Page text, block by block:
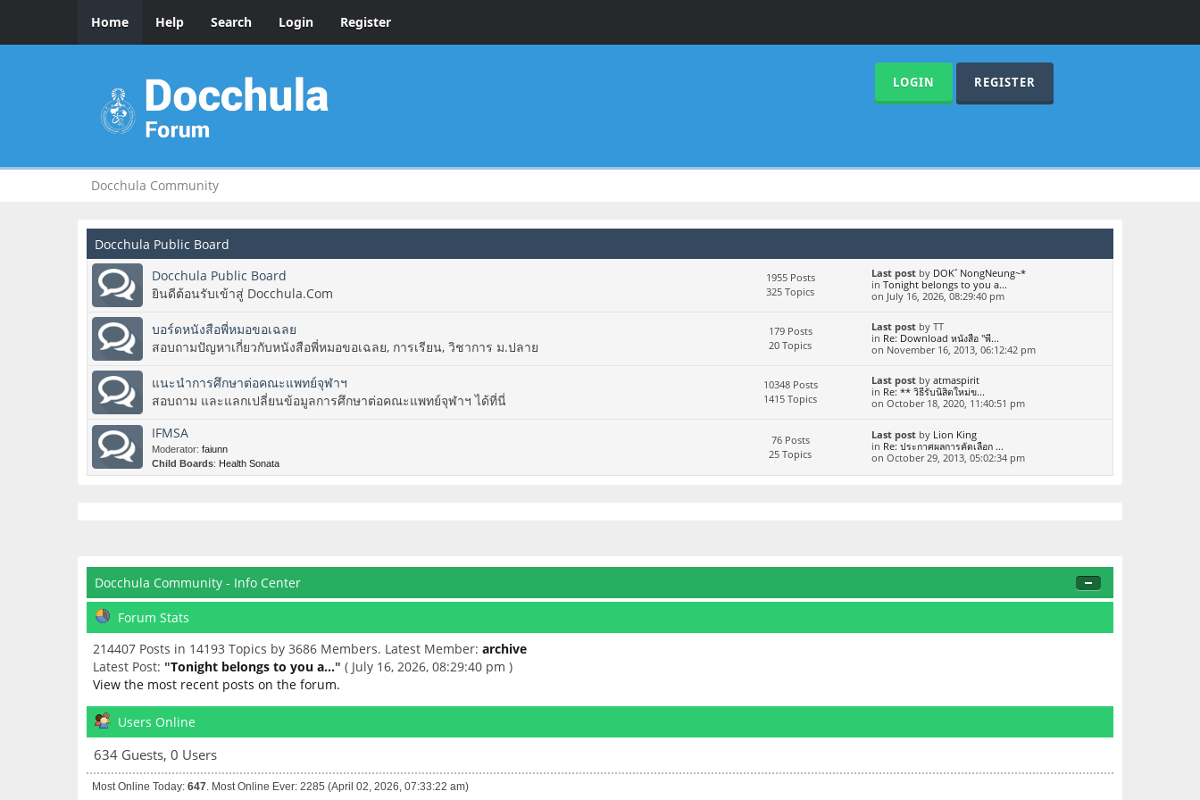
Home Help Search Login Register
LOGIN REGISTER
Docchula Community
Docchula Public Board
Docchula Public Board
ยินดีต้อนรับเข้าสู่ Docchula.Com
1955 Posts
325 Topics
Last post by DOKﾞNongNeung~*
in Tonight belongs to you a...
on July 16, 2026, 08:29:40 pm
บอร์ดหนังสือพี่หมอขอเฉลย
สอบถามปัญหาเกี่ยวกับหนังสือพี่หมอขอเฉลย, การเรียน, วิชาการ ม.ปลาย
179 Posts
20 Topics
Last post by TT
in Re: Download หนังสือ "พี...
on November 16, 2013, 06:12:42 pm
แนะนำการศึกษาต่อคณะแพทย์จุฬาฯ
สอบถาม และแลกเปลี่ยนข้อมูลการศึกษาต่อคณะแพทย์จุฬาฯ ได้ที่นี่
10348 Posts
1415 Topics
Last post by atmaspirit
in Re: ** วิธีรับนิสิตใหม่ข...
on October 18, 2020, 11:40:51 pm
IFMSA
Moderator: faiunn
Child Boards: Health Sonata
76 Posts
25 Topics
Last post by Lion King
in Re: ประกาศผลการคัดเลือก ...
on October 29, 2013, 05:02:34 pm
Docchula Community - Info Center
Forum Stats
214407 Posts in 14193 Topics by 3686 Members. Latest Member: archive
Latest Post: "Tonight belongs to you a..." ( July 16, 2026, 08:29:40 pm )
View the most recent posts on the forum.
Users Online
634 Guests, 0 Users
Most Online Today: 647. Most Online Ever: 2285 (April 02, 2026, 07:33:22 am)